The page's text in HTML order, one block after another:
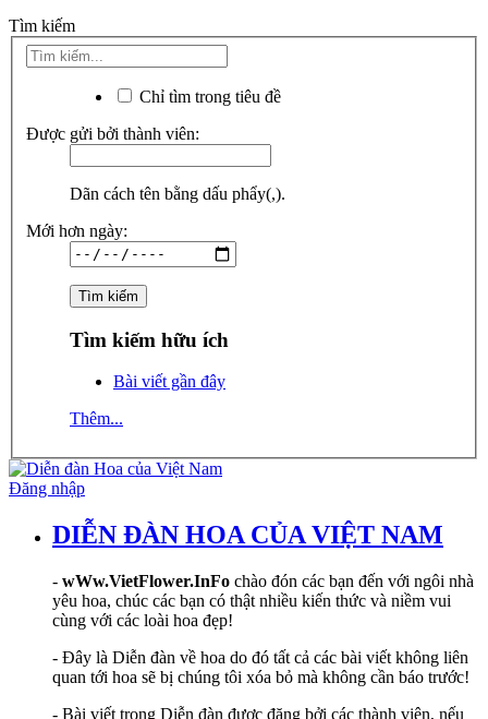
Tìm kiếm
Chỉ tìm trong tiêu đề
Được gửi bởi thành viên:
Dãn cách tên bằng dấu phẩy(,).
Mới hơn ngày:
Tìm kiếm hữu ích
Bài viết gần đây
Thêm...
Đăng nhập
DIỄN ĐÀN HOA CỦA VIỆT NAM
- wWw.VietFlower.InFo chào đón các bạn đến với ngôi nhà
yêu hoa, chúc các bạn có thật nhiều kiến thức và niềm vui
cùng với các loài hoa đẹp!
- Đây là Diễn đàn về hoa do đó tất cả các bài viết không liên
quan tới hoa sẽ bị chúng tôi xóa bỏ mà không cần báo trước!
- Bài viết trong Diễn đàn được đăng bởi các thành viên, nếu